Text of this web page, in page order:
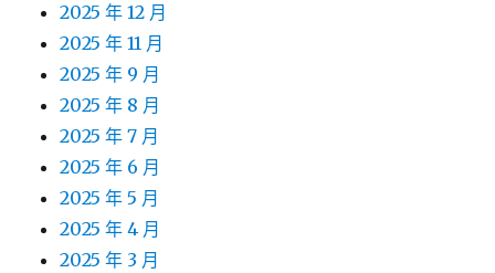
2025 年 12 月
2025 年 11 月
2025 年 9 月
2025 年 8 月
2025 年 7 月
2025 年 6 月
2025 年 5 月
2025 年 4 月
2025 年 3 月